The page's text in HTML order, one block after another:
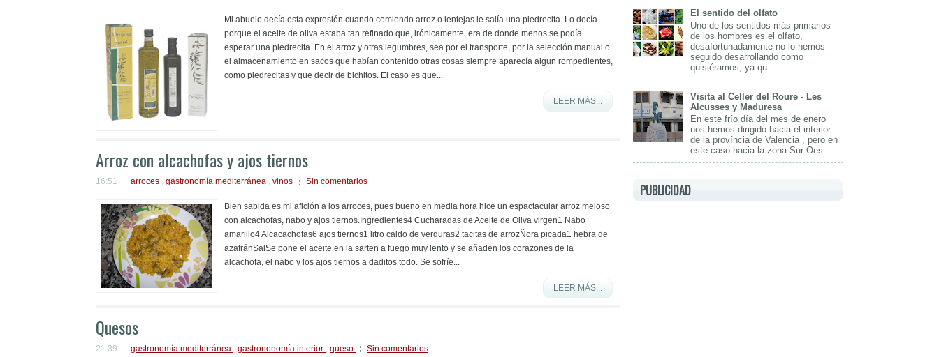
Mi abuelo decía esta expresión cuando comiendo arroz o lentejas le salía una piedrecita. Lo decía
porque el aceite de oliva estaba tan refinado que, irónicamente, era de donde menos se podía
esperar una piedrecita. En el arroz y otras legumbres, sea por el transporte, por la selección manual o
el almacenamiento en sacos que habían contenido otras cosas siempre aparecía algun rompedientes,
como piedrecitas y que decir de bichitos. El caso es que...
LEER MÁS...
Arroz con alcachofas y ajos tiernos
16:51 arroces , gastronomía mediterránea , vinos Sin comentarios
Bien sabida es mi afición a los arroces, pues bueno en media hora hice un espactacular arroz meloso
con alcachofas, nabo y ajos tiernos.Ingredientes4 Cucharadas de Aceite de Oliva virgen1 Nabo
amarillo4 Alcacachofas6 ajos tiernos1 litro caldo de verduras2 tacitas de arrozÑora picada1 hebra de
azafránSalSe pone el aceite en la sarten a fuego muy lento y se añaden los corazones de la
alcachofa, el nabo y los ajos tiernos a daditos todo. Se sofríe...
LEER MÁS...
Quesos
21:39 gastronomía mediterránea , gastrononomía interior , queso Sin comentarios
El sentido del olfato
Uno de los sentidos más primarios
de los hombres es el olfato,
desafortunadamente no lo hemos
seguido desarrollando como
quisiéramos, ya qu...
Visita al Celler del Roure - Les
Alcusses y Maduresa
En este frío día del mes de enero
nos hemos dirigido hacia el interior
de la província de Valencia , pero en
este caso hacia la zona Sur-Oes...
PUBLICIDAD